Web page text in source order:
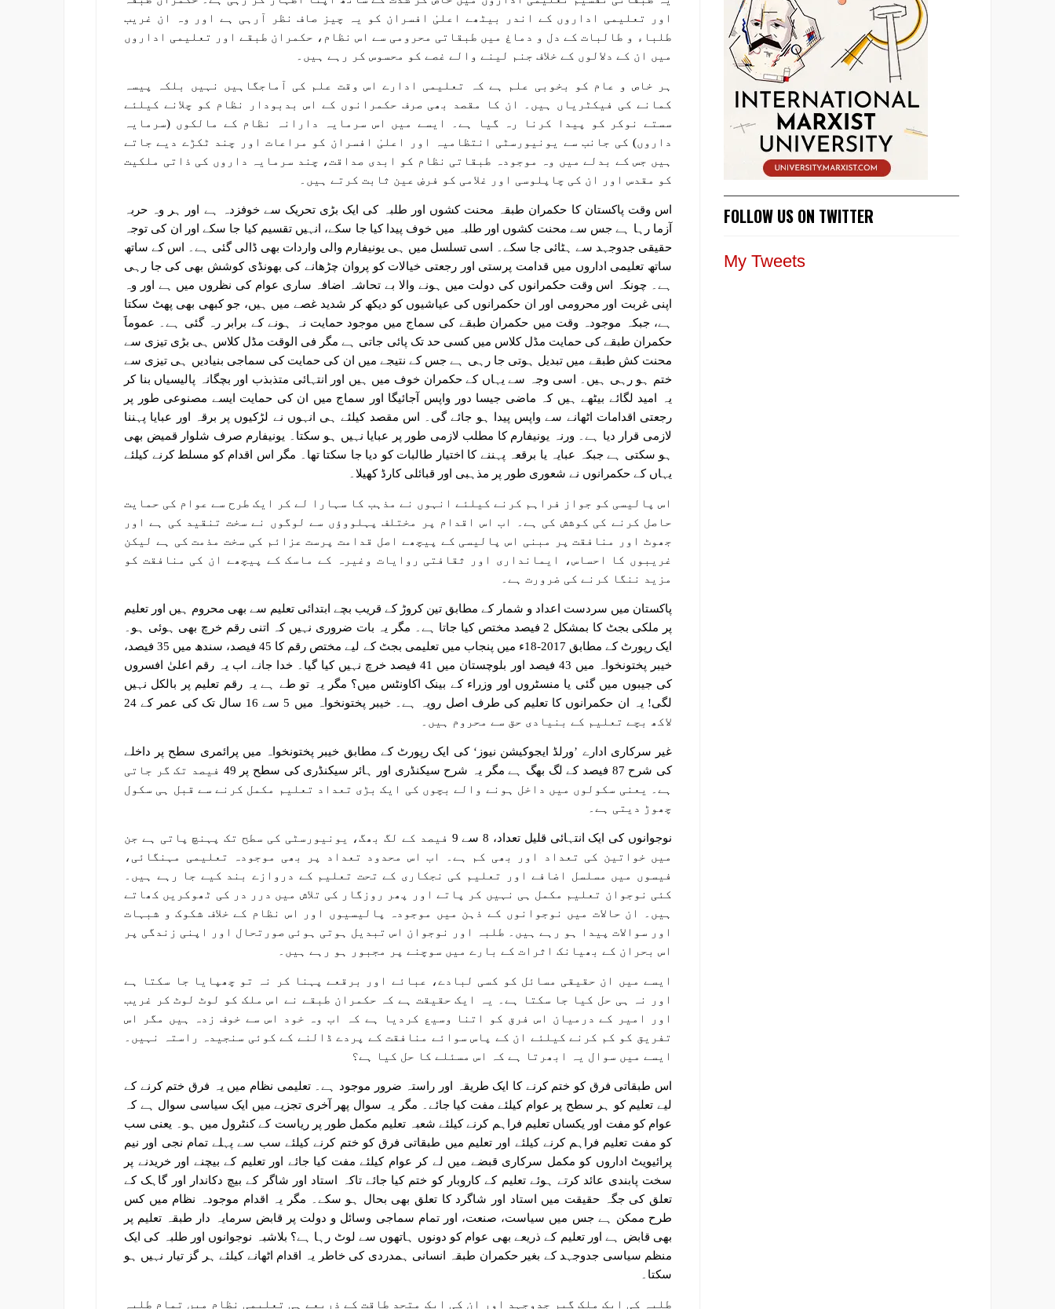
اور تعلیمی اداروں کے اندر بیٹھے اعلیٰ افسران کو یہ چیز صاف نظر آرہی ہے اور وہ ان غریب
طلباء و طالبات کے دل و دماغ میں طبقاتی محرومی سے اس نظام، حکمران طبقے اور تعلیمی اداروں
میں ان کے دلالوں کے خلاف جنم لینے والے غصے کو محسوس کر رہے ہیں۔
ہر خاص و عام کو بخوبی علم ہے کہ تعلیمی ادارے اس وقت علم کی آماجگاہیں نہیں بلکہ پیسہ
کمانے کی فیکٹریاں ہیں۔ ان کا مقصد بھی صرف حکمرانوں کے اس بدبودار نظام کو چلانے کیلئے
سستے نوکر کو پیدا کرنا رہ گیا ہے۔ ایسے میں اس سرمایہ دارانہ نظام کے مالکوں (سرمایہ
داروں) کی جانب سے یونیورسٹی انتظامیہ اور اعلیٰ افسران کو مراعات اور چند ٹکڑے دیے جاتے
ہیں جس کے بدلے میں وہ موجودہ طبقاتی نظام کو ابدی صداقت، چند سرمایہ داروں کی ذاتی ملکیت
کو مقدس اور ان کی چاپلوسی اور غلامی کو فرضِ عین ثابت کرتے ہیں۔
اس وقت پاکستان کا حکمران طبقہ محنت کشوں اور طلبہ کی ایک بڑی تحریک سے خوفزدہ ہے اور ہر وہ حربہ
آزما رہا ہے جس سے محنت کشوں اور طلبہ میں خوف پیدا کیا جا سکے، انہیں تقسیم کیا جا سکے اور ان کی توجہ
حقیقی جدوجہد سے ہٹائی جا سکے۔ اسی تسلسل میں ہی یونیفارم والی واردات بھی ڈالی گئی ہے۔ اس کے ساتھ
ساتھ تعلیمی اداروں میں قدامت پرستی اور رجعتی خیالات کو پروان چڑھانے کی بھونڈی کوشش بھی کی جا رہی
ہے۔ چونکہ اس وقت حکمرانوں کی دولت میں ہونے والا بے تحاشہ اضافہ ساری عوام کی نظروں میں ہے اور وہ
اپنی غربت اور محرومی اور ان حکمرانوں کی عیاشیوں کو دیکھ کر شدید غصے میں ہیں، جو کبھی بھی پھٹ سکتا
ہے، جبکہ موجودہ وقت میں حکمران طبقے کی سماج میں موجود حمایت نہ ہونے کے برابر رہ گئی ہے۔ عموماََ
حکمران طبقے کی حمایت مڈل کلاس میں کسی حد تک پائی جاتی ہے مگر فی الوقت مڈل کلاس ہی بڑی تیزی سے
محنت کش طبقے میں تبدیل ہوتی جا رہی ہے جس کے نتیجے میں ان کی حمایت کی سماجی بنیادیں ہی تیزی سے
ختم ہو رہی ہیں۔ اسی وجہ سے یہاں کے حکمران خوف میں ہیں اور انتہائی متذبذب اور بچگانہ پالیسیاں بنا کر
یہ امید لگائے بیٹھے ہیں کہ ماضی جیسا دور واپس آجائیگا اور سماج میں ان کی حمایت ایسے مصنوعی طور پر
رجعتی اقدامات اٹھانے سے واپس پیدا ہو جائے گی۔ اس مقصد کیلئے ہی انہوں نے لڑکیوں پر برقہ اور عبایا پہننا
لازمی قرار دیا ہے۔ ورنہ یونیفارم کا مطلب لازمی طور پر عبایا نہیں ہو سکتا۔ یونیفارم صرف شلوار قمیض بھی
ہو سکتی ہے جبکہ عبایہ یا برقعہ پہننے کا اختیار طالبات کو دیا جا سکتا تھا۔ مگر اس اقدام کو مسلط کرنے کیلئے
یہاں کے حکمرانوں نے شعوری طور پر مذہبی اور قبائلی کارڈ کھیلا۔
اس پالیسی کو جواز فراہم کرنے کیلئے انہوں نے مذہب کا سہارا لے کر ایک طرح سے عوام کی حمایت
حاصل کرنے کی کوشش کی ہے۔ اب اس اقدام پر مختلف پہلووؤں سے لوگوں نے سخت تنقید کی ہے اور
جھوٹ اور منافقت پر مبنی اس پالیسی کے پیچھے اصل قدامت پرست عزائم کی سخت مذمت کی ہے لیکن
غریبوں کا احساس، ایمانداری اور ثقافتی روایات وغیرہ کے ماسک کے پیچھے ان کی منافقت کو
مزید ننگا کرنے کی ضرورت ہے۔
پاکستان میں سردست اعداد و شمار کے مطابق تین کروڑ کے قریب بچے ابتدائی تعلیم سے بھی محروم ہیں اور تعلیم
پر ملکی بجٹ کا بمشکل 2 فیصد مختص کیا جاتا ہے۔ مگر یہ بات ضروری نہیں کہ اتنی رقم خرچ بھی ہوئی ہو۔
ایک رپورٹ کے مطابق 2017-18ء میں پنجاب میں تعلیمی بجٹ کے لیے مختص رقم کا 45 فیصد، سندھ میں 35 فیصد،
خیبر پختونخواہ میں 43 فیصد اور بلوچستان میں 41 فیصد خرچ نہیں کیا گیا۔ خدا جانے اب یہ رقم اعلیٰ افسروں
کی جیبوں میں گئی یا منسٹروں اور وزراء کے بینک اکاونٹس میں؟ مگر یہ تو طے ہے یہ رقم تعلیم پر بالکل نہیں
لگی! یہ ان حکمرانوں کا تعلیم کی طرف اصل رویہ ہے۔ خیبر پختونخواہ میں 5 سے 16 سال تک کی عمر کے 24
لاکھ بچے تعلیم کے بنیادی حق سے محروم ہیں۔
غیر سرکاری ادارے ’ورلڈ ایجوکیشن نیوز‘ کی ایک رپورٹ کے مطابق خیبر پختونخواہ میں پرائمری سطح پر داخلے
کی شرح 87 فیصد کے لگ بھگ ہے مگر یہ شرح سیکنڈری اور ہائر سیکنڈری کی سطح پر 49 فیصد تک گر جاتی
ہے۔ یعنی سکولوں میں داخل ہونے والے بچوں کی ایک بڑی تعداد تعلیم مکمل کرنے سے قبل ہی سکول
چھوڑ دیتی ہے۔
نوجوانوں کی ایک انتہائی قلیل تعداد، 8 سے 9 فیصد کے لگ بھگ، یونیورسٹی کی سطح تک پہنچ پاتی ہے جن
میں خواتین کی تعداد اور بھی کم ہے۔ اب اس محدود تعداد پر بھی موجودہ تعلیمی مہنگائی،
فیسوں میں مسلسل اضافے اور تعلیم کی نجکاری کے تحت تعلیم کے دروازے بند کیے جا رہے ہیں۔
کئی نوجوان تعلیم مکمل ہی نہیں کر پاتے اور پھر روزگار کی تلاش میں درر در کی ٹھوکریں کھاتے
ہیں۔ ان حالات میں نوجوانوں کے ذہن میں موجودہ پالیسیوں اور اس نظام کے خلاف شکوک و شبہات
اور سوالات پیدا ہو رہے ہیں۔ طلبہ اور نوجوان اس تبدیل ہوتی ہوئی صورتحال اور اپنی زندگی پر
اس بحران کے بھیانک اثرات کے بارے میں سوچنے پر مجبور ہو رہے ہیں۔
ایسے میں ان حقیقی مسائل کو کسی لبادے، عبائے اور برقعے پہنا کر نہ تو چھپایا جا سکتا ہے
اور نہ ہی حل کیا جا سکتا ہے۔ یہ ایک حقیقت ہے کہ حکمران طبقے نے اس ملک کو لوٹ لوٹ کر غریب
اور امیر کے درمیان اس فرق کو اتنا وسیع کردیا ہے کہ اب وہ خود اس سے خوف زدہ ہیں مگر اس
تفریق کو کم کرنے کیلئے ان کے پاس سوائے منافقت کے پردے ڈالنے کے کوئی سنجیدہ راستہ نہیں۔
ایسے میں سوال یہ ابھرتا ہے کہ اس مسئلے کا حل کیا ہے؟
اس طبقاتی فرق کو ختم کرنے کا ایک طریقہ اور راستہ ضرور موجود ہے۔ تعلیمی نظام میں یہ فرق ختم کرنے کے
لیے تعلیم کو ہر سطح پر عوام کیلئے مفت کیا جائے۔ مگر یہ سوال پھر آخری تجزیے میں ایک سیاسی سوال ہے کہ
عوام کو مفت اور یکساں تعلیم فراہم کرنے کیلئے شعبہ تعلیم مکمل طور پر ریاست کے کنٹرول میں ہو۔ یعنی سب
کو مفت تعلیم فراہم کرنے کیلئے اور تعلیم میں طبقاتی فرق کو ختم کرنے کیلئے سب سے پہلے تمام نجی اور نیم
پرائیویٹ اداروں کو مکمل سرکاری قبضے میں لے کر عوام کیلئے مفت کیا جائے اور تعلیم کے بیچنے اور خریدنے پر
سخت پابندی عائد کرتے ہوئے تعلیم کے کاروبار کو ختم کیا جائے تاکہ استاد اور شاگر کے بیچ دکاندار اور گاہک کے
تعلق کی جگہ حقیقت میں استاد اور شاگرد کا تعلق بھی بحال ہو سکے۔ مگر یہ اقدام موجودہ نظام میں کس
طرح ممکن ہے جس میں سیاست، صنعت، اور تمام سماجی وسائل و دولت پر قابض سرمایہ دار طبقہ تعلیم پر
بھی قابض ہے اور تعلیم کے ذریعے بھی عوام کو دونوں ہاتھوں سے لوٹ رہا ہے؟ بلاشبہ نوجوانوں اور طلبہ کی ایک
منظم سیاسی جدوجہد کے بغیر حکمران طبقہ انسانی ہمدردی کی خاطر یہ اقدام اٹھانے کیلئے ہر گز تیار نہیں ہو
سکتا۔
طلبہ کی ایک ملک گیر جدوجہد اور ان کی ایک متحد طاقت کے ذریعے ہی تعلیمی نظام میں تمام طلبہ
FOLLOW US ON TWITTER
My Tweets